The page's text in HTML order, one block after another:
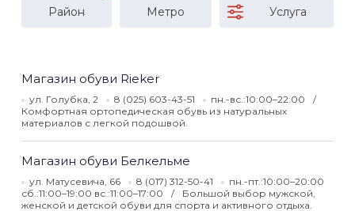
Район Метро Услуга
Магазин обуви Rieker
ул. Голубка, 2 8 (025) 603-43-51
пн.-вс.:10:00–22:00
Комфортная ортопедическая обувь из натуральных
материалов с легкой подошвой.
Магазин обуви Белкельме
ул. Матусевича, 66 8 (017) 312-50-41
пн.-пт.:10:00–20:00
сб.:11:00–19:00 вс.:11:00–17:00
Большой выбор мужской,
женской и детской обуви для спорта и активного отдыха.